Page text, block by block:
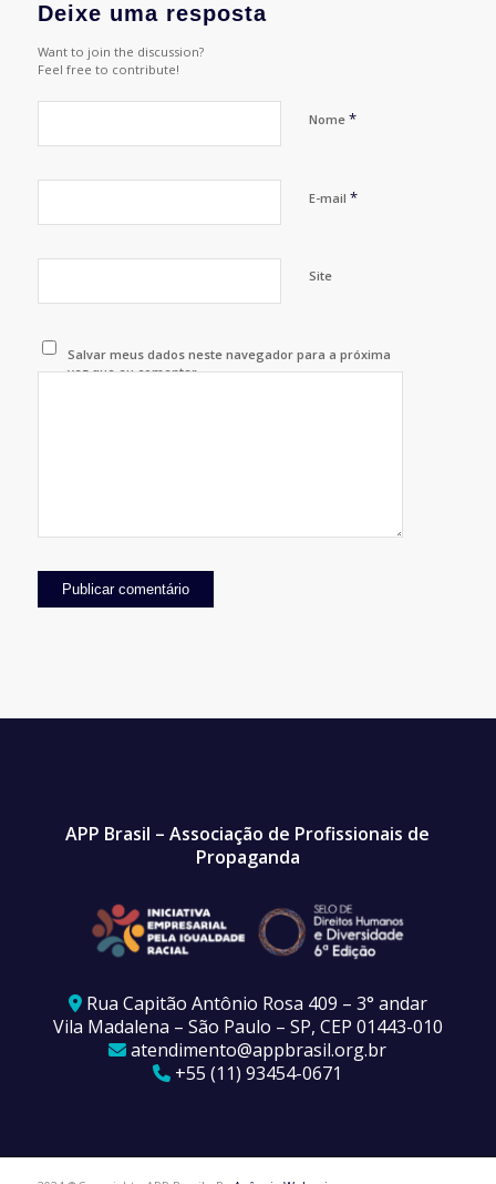
Deixe uma resposta
Want to join the discussion?
Feel free to contribute!
Nome *
E-mail *
Site
Salvar meus dados neste navegador para a próxima
vez que eu comentar.
APP Brasil – Associação de Profissionais de
Propaganda
Rua Capitão Antônio Rosa 409 – 3° andar
Vila Madalena – São Paulo – SP, CEP 01443-010
atendimento@appbrasil.org.br
+55 (11) 93454-0671